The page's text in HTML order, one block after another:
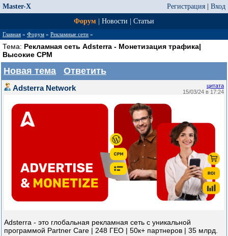
Master-X Регистрация
Вход
Форум
Новости Статьи
Главная » Форум » Рекламные сети »
Тема: Рекламная сеть Adsterra - Монетизация трафика|
Высокие CPM
Новая тема Ответить
цитата
15/03/24 в 17:24
Adsterra Network
Adsterra - это глобальная рекламная сеть с уникальной
программой Partner Care | 248 ГЕО | 50к+ партнеров | 35 млрд.